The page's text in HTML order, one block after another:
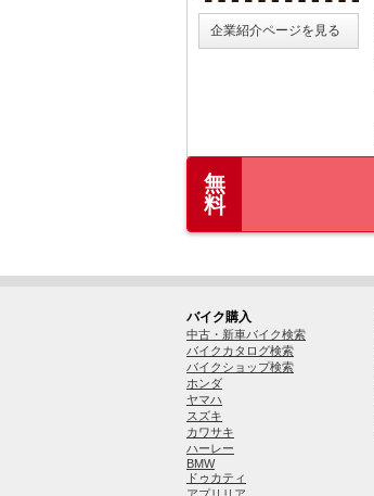
企業紹介ページを見る
無
料
バイク購入
中古・新車バイク検索
バイクカタログ検索
バイクショップ検索
ホンダ
ヤマハ
スズキ
カワサキ
ハーレー
BMW
ドゥカティ